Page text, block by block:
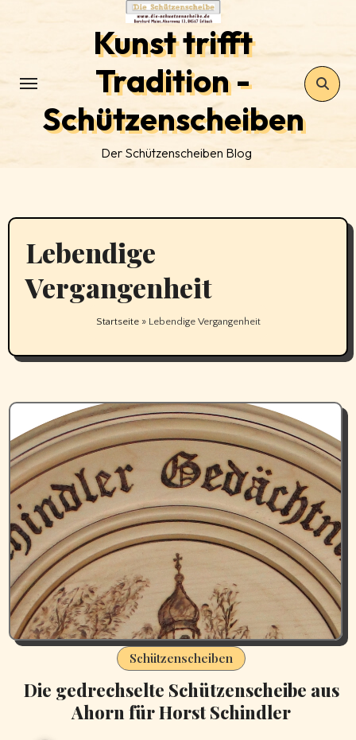
Kunst trifft
Tradition -
Schützenscheiben
Der Schützenscheiben Blog
Lebendige
Vergangenheit
Startseite» Lebendige Vergangenheit
Schützenscheiben
Die gedrechselte Schützenscheibe aus
Ahorn für Horst Schindler